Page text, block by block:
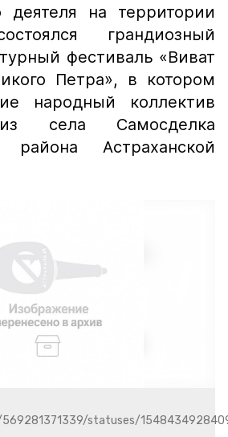
деятеля на территории
грандиозный
фестиваль «Виват
Петра», в котором
народный коллектив
села Самосделка
района Астраханской
statuses/